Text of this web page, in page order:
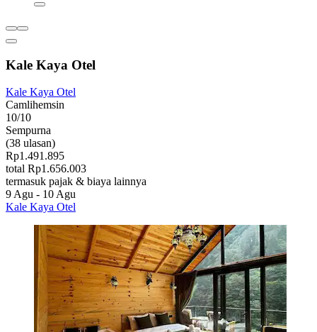
Kale Kaya Otel
Kale Kaya Otel
Camlihemsin
10/10
Sempurna
(38 ulasan)
Rp1.491.895
total Rp1.656.003
termasuk pajak & biaya lainnya
9 Agu - 10 Agu
Kale Kaya Otel